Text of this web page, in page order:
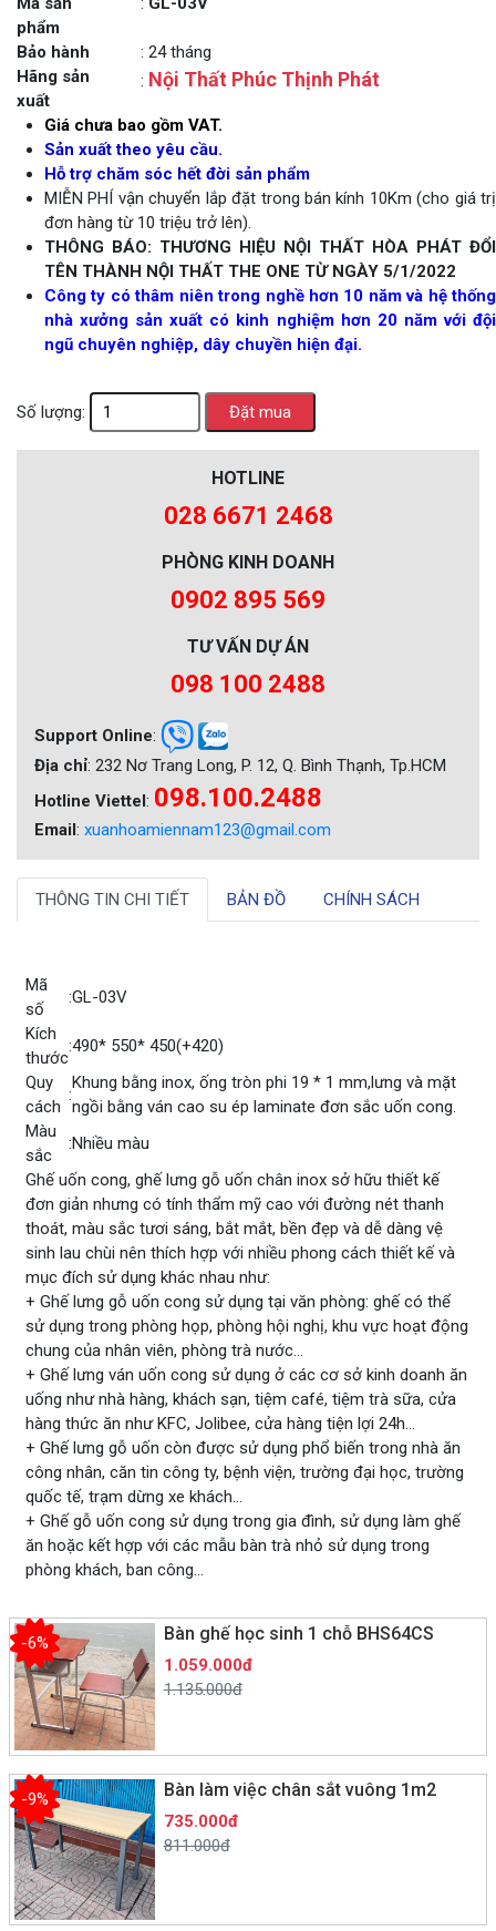
phẩm
Bảo hành
: 24 tháng
Hãng sản
xuất
: Nội Thất Phúc Thịnh Phát
Giá chưa bao gồm VAT.
Sản xuất theo yêu cầu.
Hỗ trợ chăm sóc hết đời sản phẩm
MIỄN PHÍ vận chuyển lắp đặt trong bán kính 10Km (cho giá trị
đơn hàng từ 10 triệu trở lên).
THÔNG BÁO: THƯƠNG HIỆU NỘI THẤT HÒA PHÁT ĐỔI
TÊN THÀNH NỘI THẤT THE ONE TỪ NGÀY 5/1/2022
Công ty có thâm niên trong nghề hơn 10 năm và hệ thống
nhà xưởng sản xuất có kinh nghiệm hơn 20 năm với đội
ngũ chuyên nghiệp, dây chuyền hiện đại.
Số lượng:
HOTLINE
028 6671 2468
PHÒNG KINH DOANH
0902 895 569
TƯ VẤN DỰ ÁN
098 100 2488
Support Online:
Địa chỉ: 232 Nơ Trang Long, P. 12, Q. Bình Thạnh, Tp.HCM
Hotline Viettel: 098.100.2488
Email: xuanhoamiennam123@gmail.com
THÔNG TIN CHI TIẾT BẢN ĐỒ CHÍNH SÁCH
Mã
số
:GL-03V
Kích
thước
:490* 550* 450(+420)
Quy
cách
:
Khung bằng inox, ống tròn phi 19 * 1 mm,lưng và mặt
ngồi bằng ván cao su ép laminate đơn sắc uốn cong.
Màu
sắc
:Nhiều màu
Ghế uốn cong, ghế lưng gỗ uốn chân inox sở hữu thiết kế
đơn giản nhưng có tính thẩm mỹ cao với đường nét thanh
thoát, màu sắc tươi sáng, bắt mắt, bền đẹp và dễ dàng vệ
sinh lau chùi nên thích hợp với nhiều phong cách thiết kế và
mục đích sử dụng khác nhau như:
+ Ghế lưng gỗ uốn cong sử dụng tại văn phòng: ghế có thể
sử dụng trong phòng họp, phòng hội nghị, khu vực hoạt động
chung của nhân viên, phòng trà nước…
+ Ghế lưng ván uốn cong sử dụng ở các cơ sở kinh doanh ăn
uống như nhà hàng, khách sạn, tiệm café, tiệm trà sữa, cửa
hàng thức ăn như KFC, Jolibee, cửa hàng tiện lợi 24h…
+ Ghế lưng gỗ uốn còn được sử dụng phổ biến trong nhà ăn
công nhân, căn tin công ty, bệnh viện, trường đại học, trường
quốc tế, trạm dừng xe khách…
+ Ghế gỗ uốn cong sử dụng trong gia đình, sử dụng làm ghế
ăn hoặc kết hợp với các mẫu bàn trà nhỏ sử dụng trong
phòng khách, ban công…
Bàn ghế học sinh 1 chỗ BHS64CS
-6%
1.059.000đ
1.135.000đ
Bàn làm việc chân sắt vuông 1m2
-9%
735.000đ
811.000đ